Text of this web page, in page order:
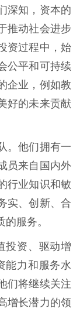
深知，资本的
推动社会进步
资过程中，始
公平和可持续
企业，例如教
好的未来贡献
。他们拥有一
员来自国内外
行业知识和敏
实、创新、合
服务。
投资、驱动增
能力和服务水
们将继续关注
增长潜力的领